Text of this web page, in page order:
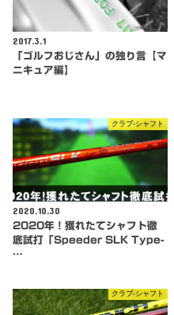
2017.3.1
「ゴルフおじさん」の独り言【マ
ニキュア編】
クラブ-シャフト
2020.10.30
2020年！獲れたてシャフト徹
底試打「Speeder SLK Type-
…
クラブ-シャフト